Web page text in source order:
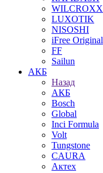
WILCROXX
LUXOTIK
NISOSHI
iFree Original
FF
Sailun
АКБ
Назад
АКБ
Bosch
Global
Inci Formula
Volt
Tungstone
CAURA
Актех